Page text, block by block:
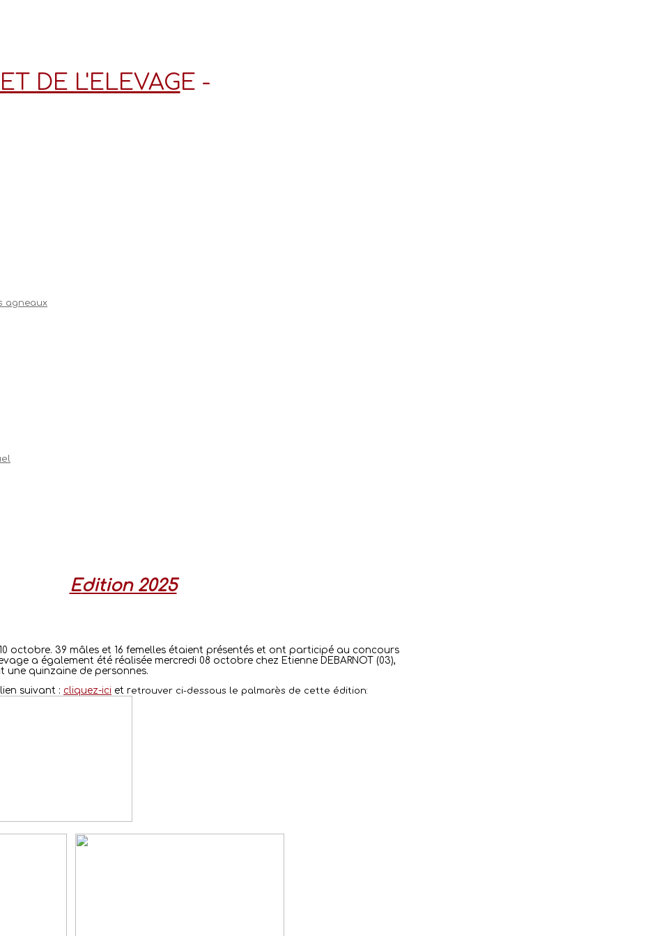
DE L'ELEVAGE -
agneaux
Edition 2025
octobre. 39 mâles et 16 femelles étaient présentés et ont participé au concours
a également été réalisée mercredi 08 octobre chez Etienne DEBARNOT (03),
une quinzaine de personnes.
suivant : cliquez-ici et retrouver ci-dessous le palmarès de cette édition: